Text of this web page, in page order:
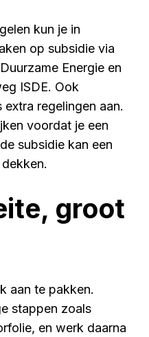
kun je in
op subsidie via
Energie en
ISDE. Ook
regelingen aan.
voordat je een
subsidie kan een
groot
aan te pakken.
stappen zoals
en werk daarna